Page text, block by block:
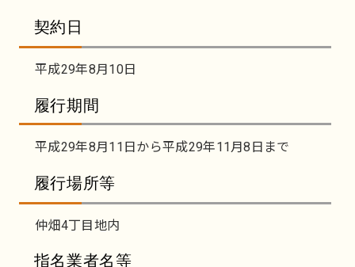
契約日
平成29年8月10日
履行期間
平成29年8月11日から平成29年11月8日まで
履行場所等
仲畑4丁目地内
指名業者名等